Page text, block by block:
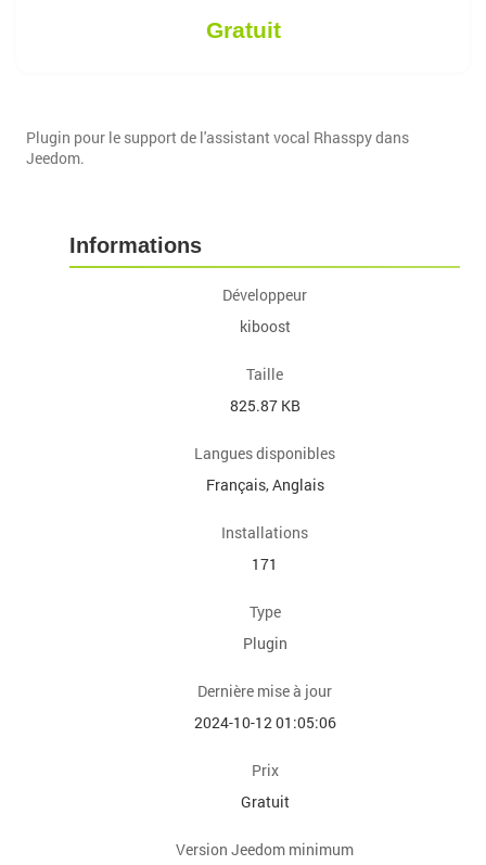
Gratuit
Plugin pour le support de l'assistant vocal Rhasspy dans
Jeedom.
Informations
Développeur
kiboost
Taille
825.87 KB
Langues disponibles
Français, Anglais
Installations
171
Type
Plugin
Dernière mise à jour
2024-10-12 01:05:06
Prix
Gratuit
Version Jeedom minimum